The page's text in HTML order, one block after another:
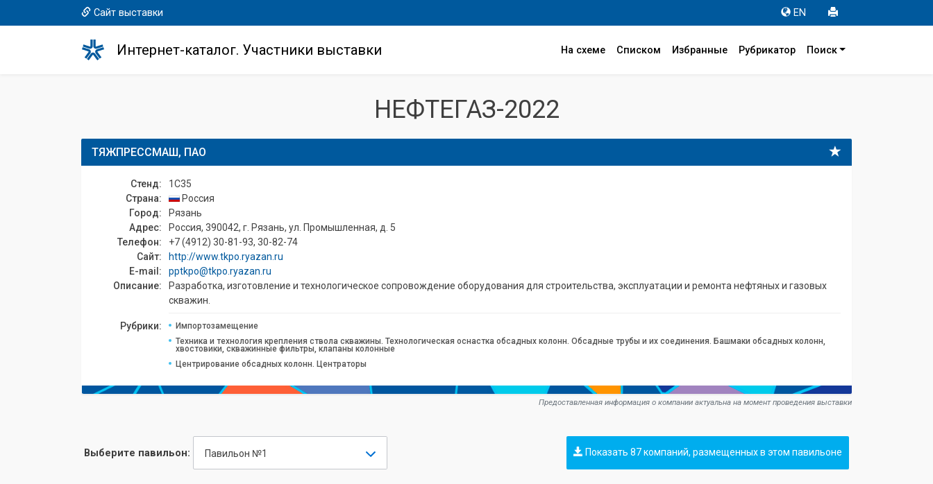
Сайт выставки EN
Интернет-каталог. Участники выставки На схеме Списком Избранные Рубрикатор Поиск
НЕФТЕГАЗ-2022
ТЯЖПРЕССМАШ, ПАО
Стенд:
1C35
Страна:
Россия
Город:
Рязань
Адрес:
Россия, 390042, г. Рязань, ул. Промышленная, д. 5
Телефон:
+7 (4912) 30-81-93, 30-82-74
Сайт:
http://www.tkpo.ryazan.ru
E-mail:
pptkpo@tkpo.ryazan.ru
Описание:
Разработка, изготовление и технологическое сопровождение оборудования для строительства, эксплуатации и ремонта нефтяных и газовых
скважин.
Рубрики:
Импортозамещение
Техника и технология крепления ствола скважины. Технологическая оснастка обсадных колонн. Обсадные трубы и их соединения. Башмаки обсадных колонн,
хвостовики, скважинные фильтры, клапаны колонные
Центрирование обсадных колонн. Центраторы
Предоставленная информация о компании актуальна на момент проведения выставки
Выберите павильон: Павильон №1 Показать 87 компаний, размещенных в этом павильоне